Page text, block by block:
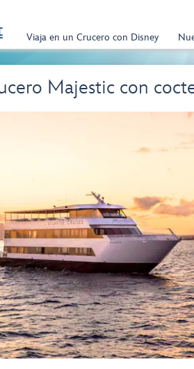
Viaja en un Crucero con Disney
Majestic con